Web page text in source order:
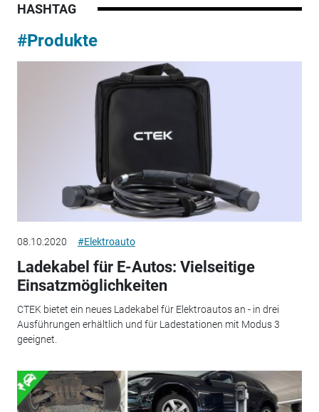
HASHTAG
#Produkte
08.10.2020 #Elektroauto
Ladekabel für E-Autos: Vielseitige
Einsatzmöglichkeiten
CTEK bietet ein neues Ladekabel für Elektroautos an - in drei
Ausführungen erhältlich und für Ladestationen mit Modus 3
geeignet.